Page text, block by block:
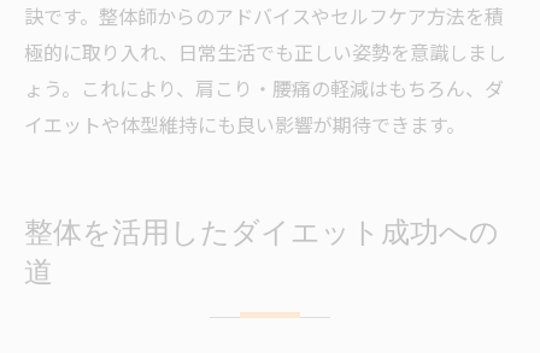
訣です。整体師からのアドバイスやセルフケア方法を積
極的に取り入れ、日常生活でも正しい姿勢を意識しまし
ょう。これにより、肩こり・腰痛の軽減はもちろん、ダ
イエットや体型維持にも良い影響が期待できます。
整体を活用したダイエット成功への
道